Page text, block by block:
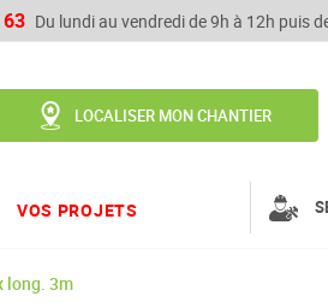
Du lundi au vendredi de 9h à 12h puis
LOCALISER MON CHANTIER
VOS PROJETS
long. 3m